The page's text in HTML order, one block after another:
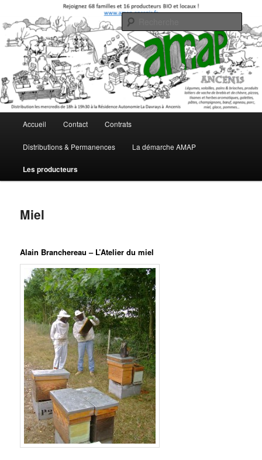
contenu
principalAMAP Ancenis
Association pour le Maintien de l'Agriculture Paysanne
principal
Accueil Contact Contrats
Distributions & Permanences La démarche AMAP
Les producteurs
Miel
Alain Branchereau – L’Atelier du miel